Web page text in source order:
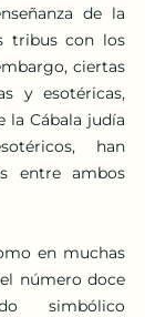
de la
tribus con los
ciertas
y esotéricas,
la Cábala judía
han
entre ambos
en muchas
número doce
simbólico